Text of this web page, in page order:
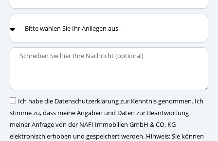
–
Bitte
Sie
Ihr
Nachricht
Einwilligung
Ich habe die Datenschutzerklärung zur Kenntnis genommen. Ich
stimme zu, dass meine Angaben und Daten zur Beantwortung
meiner Anfrage von der NAFI Immobilien GmbH & CO. KG
elektronisch erhoben und gespeichert werden. Hinweis: Sie können